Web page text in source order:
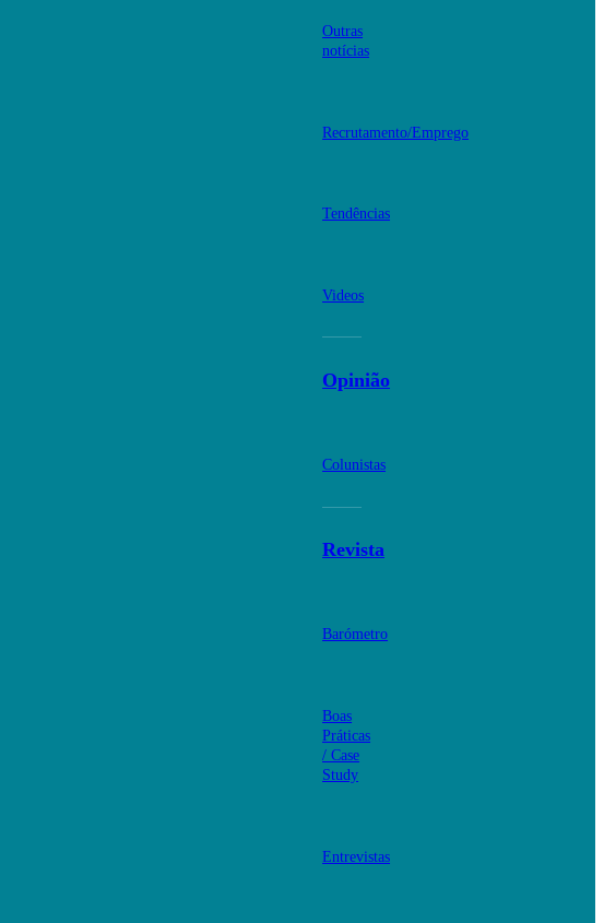
Outras
notícias
Recrutamento/Emprego
Tendências
Videos
Opinião
Colunistas
Revista
Barómetro
Boas
Práticas
/ Case
Study
Entrevistas